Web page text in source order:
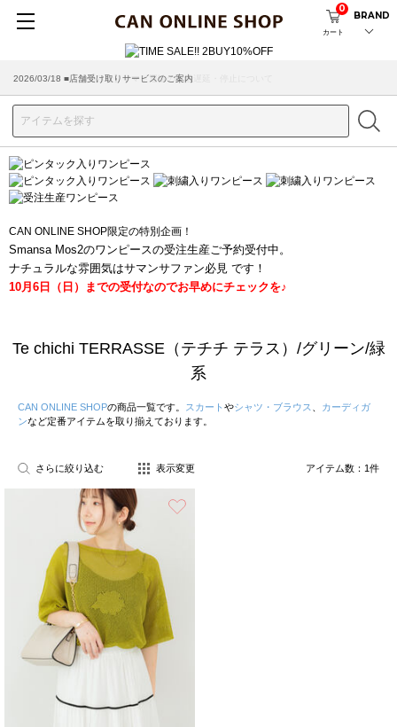
カート
0
BRAND
2026/03/18 ■店舗受け取りサービスのご案内
CAN ONLINE SHOP限定の特別企画！
Smansa Mos2のワンピースの受注生産ご予約受付中。
ナチュラルな雰囲気はサマンサファン必見 です！
10月6日（日）までの受付なのでお早めにチェックを♪
Te chichi TERRASSE（テチチ テラス）/グリーン/緑
系
CAN ONLINE SHOPの商品一覧です。 スカート やシャツ・ブラウス
カーディガ
ンなど定番アイテムを取り揃えております。
さらに絞り込む 表示変更 アイテム数： 1件